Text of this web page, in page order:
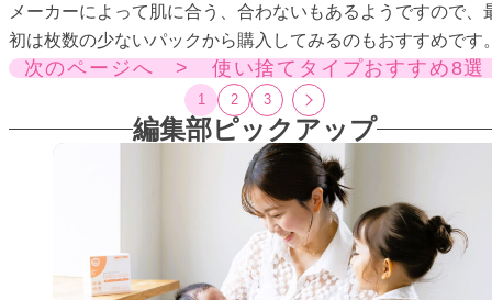
メーカーによって肌に合う、合わないもあるようですので、
初は枚数の少ないパックから購入してみるのもおすすめです
次のページへ > 使い捨てタイプおすすめ8選
1 2 3
編集部ピックアップ